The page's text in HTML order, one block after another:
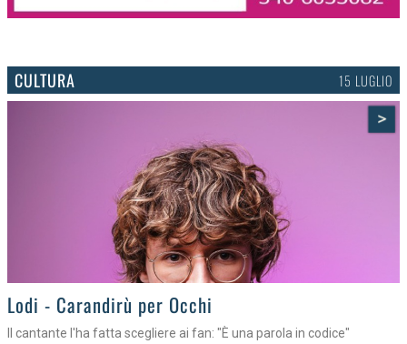
CULTURA 15 LUGLIO
>
Lodi - Carandirù per Occhi
Il cantante l'ha fatta scegliere ai fan: "È una parola in codice"